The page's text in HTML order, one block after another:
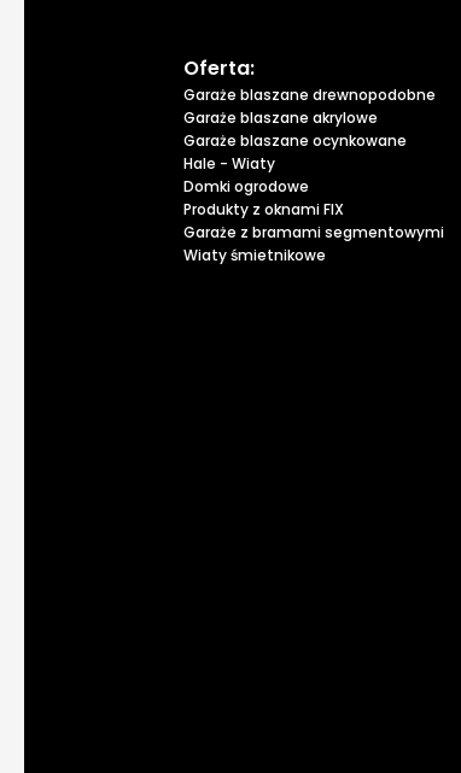
Oferta:
Garaże blaszane drewnopodobne
Garaże blaszane akrylowe
Garaże blaszane ocynkowane
Hale - Wiaty
Domki ogrodowe
Produkty z oknami FIX
Garaże z bramami segmentowymi
Wiaty śmietnikowe